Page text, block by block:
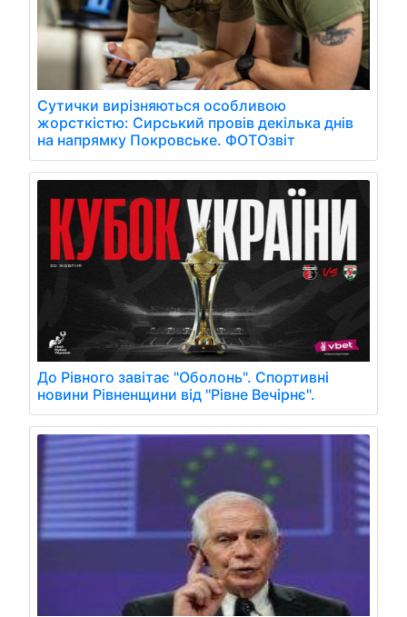
Сутички вирізняються особливою
жорсткістю: Сирський провів декілька днів
на напрямку Покровське. ФОТОзвіт
До Рівного завітає "Оболонь". Спортивні
новини Рівненщини від "Рівне Вечірнє".